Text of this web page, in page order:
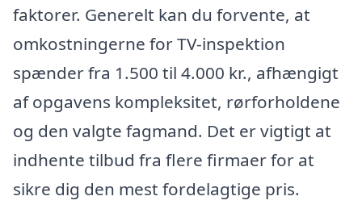
faktorer. Generelt kan du forvente, at
omkostningerne for TV-inspektion
spænder fra 1.500 til 4.000 kr., afhængigt
af opgavens kompleksitet, rørforholdene
og den valgte fagmand. Det er vigtigt at
indhente tilbud fra flere firmaer for at
sikre dig den mest fordelagtige pris.